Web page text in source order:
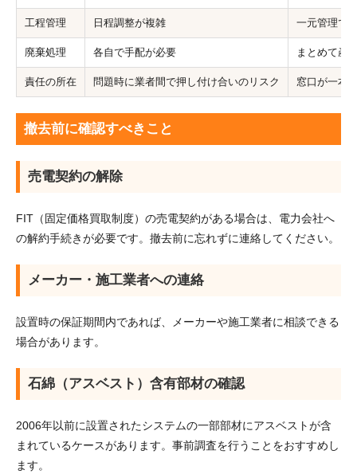
工程管理 日程調整が複雑 一元管理で
廃棄処理 各自で手配が必要 まとめて産
責任の所在 問題時に業者間で押し付け合いのリスク 窓口が一本
撤去前に確認すべきこと
売電契約の解除
FIT（固定価格買取制度）の売電契約がある場合は、電力会社へ
の解約手続きが必要です。撤去前に忘れずに連絡してください。
メーカー・施工業者への連絡
設置時の保証期間内であれば、メーカーや施工業者に相談できる
場合があります。
石綿（アスベスト）含有部材の確認
2006年以前に設置されたシステムの一部部材にアスベストが含
まれているケースがあります。事前調査を行うことをおすすめし
ます。